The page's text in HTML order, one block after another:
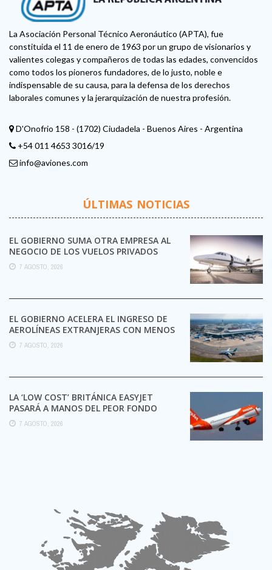
La Asociación Personal Técnico Aeronáutico (APTA), fue
constituida el 11 de enero de 1963 por un grupo de visionarios y
valientes colegas y compañeros de todas las edades, convencidos
como todos los pioneros fundadores, de lo justo, noble e
indispensable de su causa, para la defensa de los derechos
laborales comunes y la jerarquización de nuestra profesión.
D'Onofrio 158 - (1702) Ciudadela - Buenos Aires - Argentina
+54 011 4653 3016/19
info@aviones.com
ÚLTIMAS NOTICIAS
EL GOBIERNO SUMA OTRA EMPRESA AL
NEGOCIO DE LOS VUELOS PRIVADOS
7 AGOSTO, 2026
EL GOBIERNO ACELERA EL INGRESO DE
AEROLÍNEAS EXTRANJERAS CON MENOS
TRÁMITES
7 AGOSTO, 2026
LA ‘LOW COST’ BRITÁNICA EASYJET
PASARÁ A MANOS DEL PEOR FONDO
POSIBLE:
7 AGOSTO, 2026